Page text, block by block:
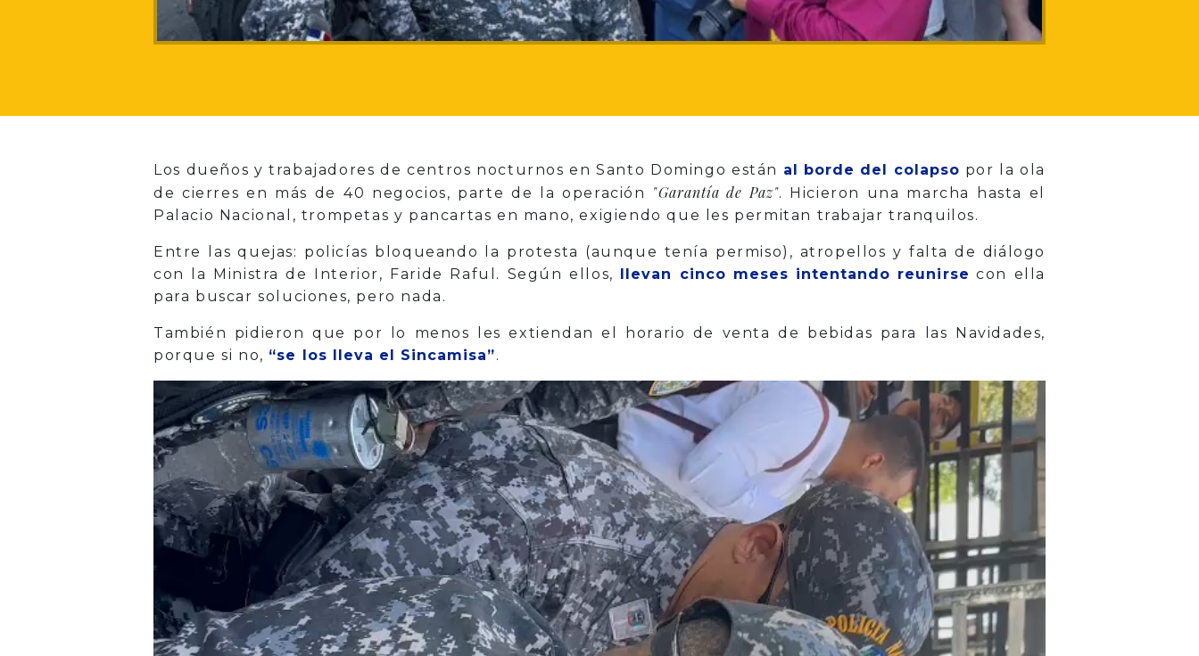
Los dueños y trabajadores de centros nocturnos en Santo Domingo están al borde del colapso por la ola
de cierres en más de 40 negocios, parte de la operación "Garantía de Paz". Hicieron una marcha hasta el
Palacio Nacional, trompetas y pancartas en mano, exigiendo que les permitan trabajar tranquilos.
Entre las quejas: policías bloqueando la protesta (aunque tenía permiso), atropellos y falta de diálogo
con la Ministra de Interior, Faride Raful. Según ellos,
llevan cinco meses intentando reunirse con ella
para buscar soluciones, pero nada.
También pidieron que por lo menos les extiendan el horario de venta de bebidas para las Navidades,
porque si no, “se los lleva el Sincamisa”.